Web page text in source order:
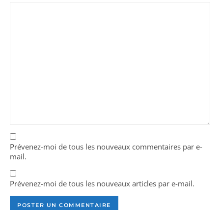
Prévenez-moi de tous les nouveaux commentaires par e-
mail.
Prévenez-moi de tous les nouveaux articles par e-mail.